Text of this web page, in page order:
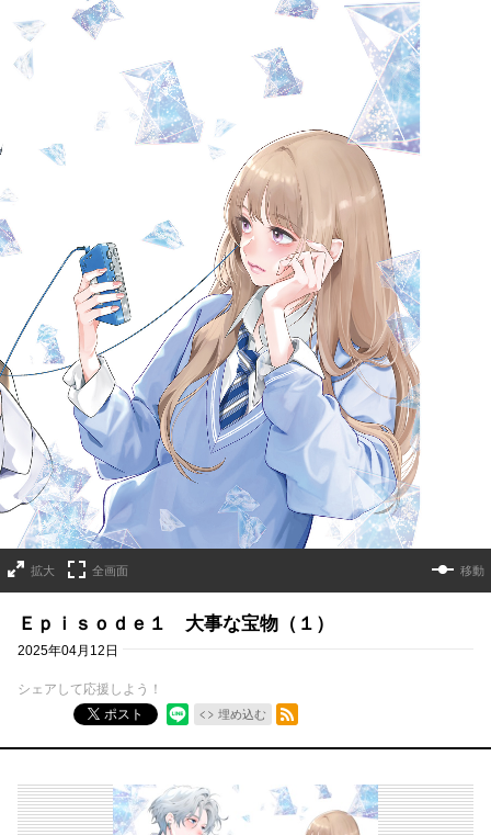
拡大 全画面 移動
Ｅｐｉｓｏｄｅ１ 大事な宝物（１）
2025年04月12日
シェアして応援しよう！
ポスト
埋め込む
RSSフィード